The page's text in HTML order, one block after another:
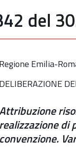
del
Regione Emilia-
DELIBERAZIONE
realizzazione di
convenzione.